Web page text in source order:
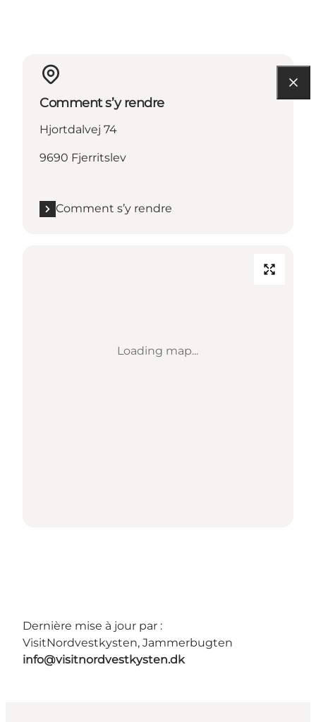
Comment s’y rendre
Hjortdalvej 74
9690 Fjerritslev
Comment s’y rendre
Loading map...
Dernière mise à jour par :
VisitNordvestkysten, Jammerbugten
info@visitnordvestkysten.dk